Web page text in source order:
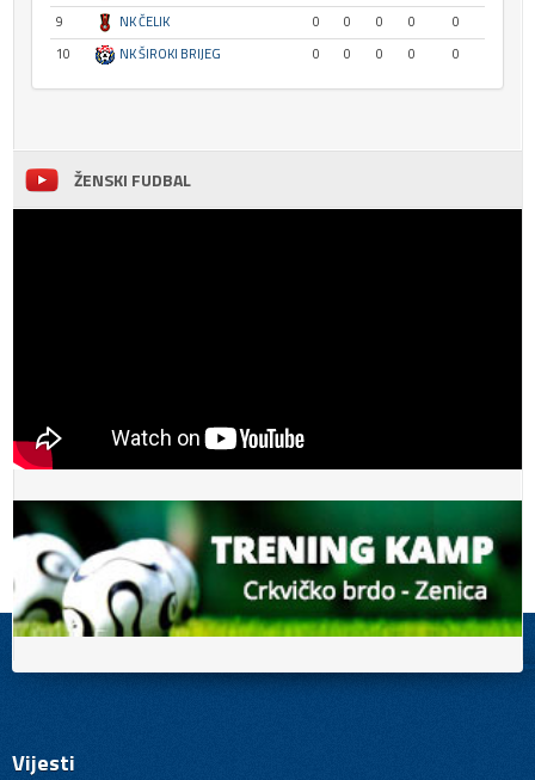
9
NK ČELIK 0 0 0 0
0
10
NK ŠIROKI BRIJEG 0 0 0 0 0
ŽENSKI FUDBAL
Vijesti